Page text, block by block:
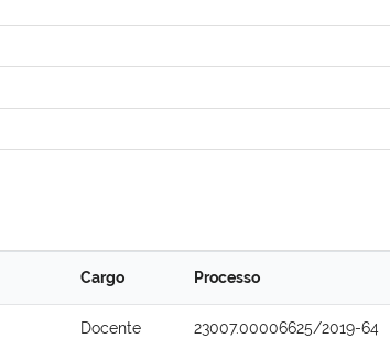
Cargo Processo
Docente 23007.00006625/2019-64